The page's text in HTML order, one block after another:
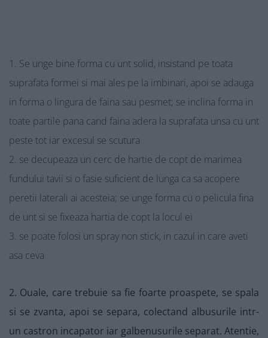
Se unge bine forma cu unt solid, insistand pe toata
suprafata formei si mai ales pe la imbinari, apoi se adauga
in forma o lingura de faina sau pesmet; se inclina forma in
toate partile pana cand faina adera la suprafata unsa cu unt
peste tot iar excesul se scutura
se decupeaza un cerc de hartie de copt de marimea
fundului tavii si o fasie suficient de lunga ca sa acopere
peretii laterali ai acesteia; se unge forma cu o pelicula fina
de unt si se fixeaza hartia de copt la locul ei
se poate folosi un spray non stick, in cazul in care aveti
asa ceva
2. Ouale, care trebuie sa fie foarte proaspete, se spala
si se zvanta, apoi se separa, colectand albusurile intr-
un castron incapator iar galbenusurile separat. Atentie,